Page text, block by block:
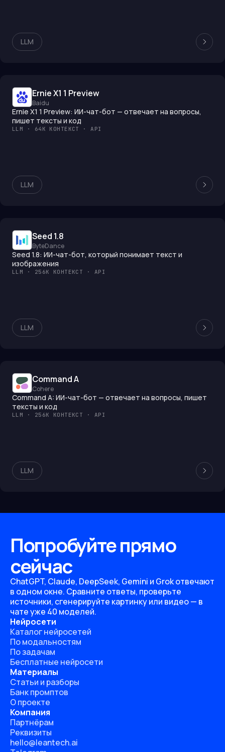
LLM
Ernie X1 1 Preview
Baidu
Ernie X1 1 Preview: ИИ-чат-бот — отвечает на вопросы,
пишет тексты и код
LLM · 64K КОНТЕКСТ · API
LLM
Seed 1.8
ByteDance
Seed 1.8: ИИ-чат-бот, который понимает текст и
изображения
LLM · 256K КОНТЕКСТ · API
LLM
Command A
Cohere
Command A: ИИ-чат-бот — отвечает на вопросы, пишет
тексты и код
LLM · 256K КОНТЕКСТ · API
LLM
Попробуйте прямо
сейчас
ChatGPT, Claude, DeepSeek, Gemini и Grok отвечают
в одном окне. Сравните ответы, проверьте
источники, сгенерируйте картинку или видео — в
чате уже 40 моделей.
Нейросети
Каталог нейросетей
По модальностям
По задачам
Бесплатные нейросети
Материалы
Статьи и разборы
Банк промптов
О проекте
Компания
Партнёрам
Реквизиты
hello@leantech.ai